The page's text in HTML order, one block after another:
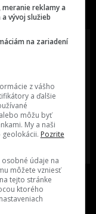
svete
niekoho, o kom by sme
určite napísať?
NÁM TIP NA ČLÁNOK
reklamy a
vývoj služieb
na zariadení
z vášho
a ďalšie
môžu byť
My a naši
Pozrite
údaje na
môžete vzniesť
tejto stránke
ktorého